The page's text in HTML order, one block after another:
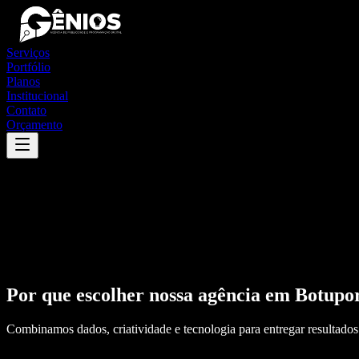
Serviços
Portfólio
Planos
Institucional
Contato
Orçamento
Por que escolher nossa agência em
Combinamos dados, criatividade e tecnologia para entregar